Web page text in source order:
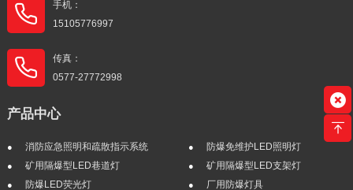
手机：
15105776997
传真：
0577-27772998
产品中心
消防应急照明和疏散指示系统
防爆免维护LED照明灯
矿用隔爆型LED巷道灯
矿用隔爆型LED支架灯
防爆LED荧光灯
厂用防爆灯具